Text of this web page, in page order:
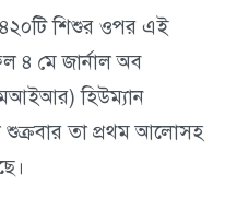
শিশুর ওপর এই
৪ মে জার্নাল অব
হিউম্যান
শুক্রবার তা প্রথম আলোসহ